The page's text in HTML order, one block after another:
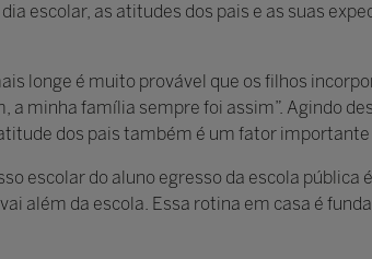
escolar, as atitudes dos pais e as suas
longe é muito provável que os filhos
a minha família sempre foi assim”. Agindo
dos pais também é um fator
escolar do aluno egresso da escola pública
além da escola. Essa rotina em casa é